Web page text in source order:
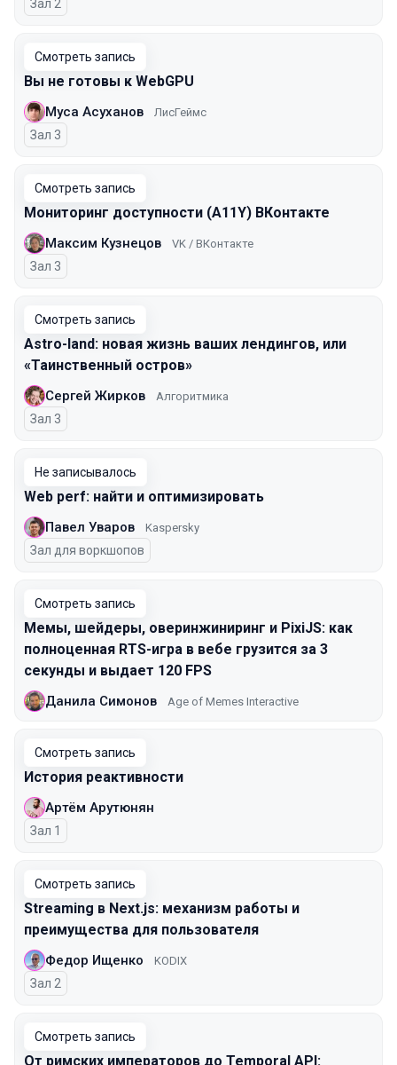
Зал 2
Смотреть запись
Вы не готовы к WebGPU
Муса Асуханов ЛисГеймс
Зал 3
Смотреть запись
Мониторинг доступности (A11Y) ВКонтакте
Максим Кузнецов VK / ВКонтакте
Зал 3
Смотреть запись
Astro-land: новая жизнь ваших лендингов, или
«Таинственный остров»
Сергей Жирков Алгоритмика
Зал 3
Не записывалось
Web perf: найти и оптимизировать
Павел Уваров Kaspersky
Зал для воркшопов
Смотреть запись
Мемы, шейдеры, оверинжиниринг и PixiJS: как
полноценная RTS-игра в вебе грузится за 3
секунды и выдает 120 FPS
Данила Симонов Age of Memes Interactive
Смотреть запись
История реактивности
Артём Арутюнян
Зал 1
Смотреть запись
Streaming в Next.js: механизм работы и
преимущества для пользователя
Федор Ищенко KODIX
Зал 2
Смотреть запись
От римских императоров до Temporal API: